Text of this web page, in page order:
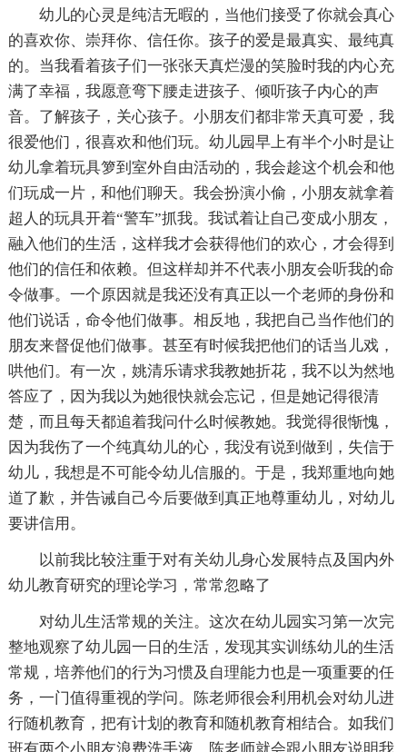
幼儿的心灵是纯洁无暇的，当他们接受了你就会真心
的喜欢你、崇拜你、信任你。孩子的爱是最真实、最纯真
的。当我看着孩子们一张张天真烂漫的笑脸时我的内心充
满了幸福，我愿意弯下腰走进孩子、倾听孩子内心的声
音。了解孩子，关心孩子。小朋友们都非常天真可爱，我
很爱他们，很喜欢和他们玩。幼儿园早上有半个小时是让
幼儿拿着玩具箩到室外自由活动的，我会趁这个机会和他
们玩成一片，和他们聊天。我会扮演小偷，小朋友就拿着
超人的玩具开着“警车”抓我。我试着让自己变成小朋友，
融入他们的生活，这样我才会获得他们的欢心，才会得到
他们的信任和依赖。但这样却并不代表小朋友会听我的命
令做事。一个原因就是我还没有真正以一个老师的身份和
他们说话，命令他们做事。相反地，我把自己当作他们的
朋友来督促他们做事。甚至有时候我把他们的话当儿戏，
哄他们。有一次，姚清乐请求我教她折花，我不以为然地
答应了，因为我以为她很快就会忘记，但是她记得很清
楚，而且每天都追着我问什么时候教她。我觉得很惭愧，
因为我伤了一个纯真幼儿的心，我没有说到做到，失信于
幼儿，我想是不可能令幼儿信服的。于是，我郑重地向她
道了歉，并告诫自己今后要做到真正地尊重幼儿，对幼儿
要讲信用。
以前我比较注重于对有关幼儿身心发展特点及国内外
幼儿教育研究的理论学习，常常忽略了
对幼儿生活常规的关注。这次在幼儿园实习第一次完
整地观察了幼儿园一日的生活，发现其实训练幼儿的生活
常规，培养他们的行为习惯及自理能力也是一项重要的任
务，一门值得重视的学问。陈老师很会利用机会对幼儿进
行随机教育，把有计划的教育和随机教育相结合。如我们